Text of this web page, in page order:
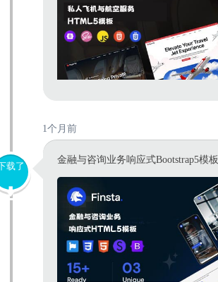
1个月前
载了
金融与咨询业务响应式Bootstrap5模板